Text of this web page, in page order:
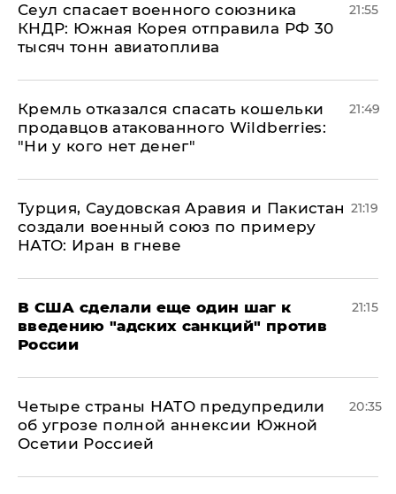
​Сеул спасает военного союзника
КНДР: Южная Корея отправила РФ 30
тысяч тонн авиатоплива
21:55
Кремль отказался спасать кошельки
продавцов атакованного Wildberries:
"Ни у кого нет денег"
21:49
Турция, Саудовская Аравия и Пакистан
создали военный союз по примеру
НАТО: Иран в гневе
21:19
В США сделали еще один шаг к
введению "адских санкций" против
России
21:15
Четыре страны НАТО предупредили
об угрозе полной аннексии Южной
Осетии Россией
20:35